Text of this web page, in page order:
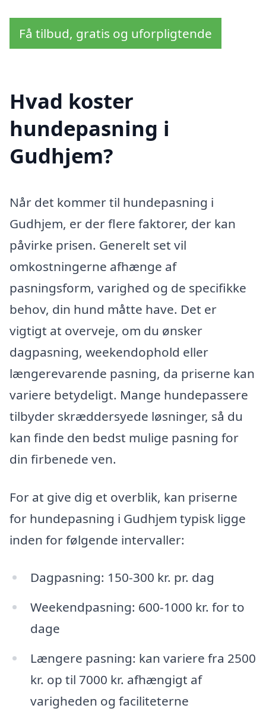
Få tilbud, gratis og uforpligtende
Hvad koster
hundepasning i
Gudhjem?
Når det kommer til hundepasning i
Gudhjem, er der flere faktorer, der kan
påvirke prisen. Generelt set vil
omkostningerne afhænge af
pasningsform, varighed og de specifikke
behov, din hund måtte have. Det er
vigtigt at overveje, om du ønsker
dagpasning, weekendophold eller
længerevarende pasning, da priserne kan
variere betydeligt. Mange hundepassere
tilbyder skræddersyede løsninger, så du
kan finde den bedst mulige pasning for
din firbenede ven.
For at give dig et overblik, kan priserne
for hundepasning i Gudhjem typisk ligge
inden for følgende intervaller:
Dagpasning: 150-300 kr. pr. dag
Weekendpasning: 600-1000 kr. for to
dage
Længere pasning: kan variere fra 2500
kr. op til 7000 kr. afhængigt af
varigheden og faciliteterne